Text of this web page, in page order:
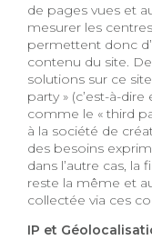
de pages vues et
mesurer les
permettent donc d’améliorer
contenu du site.
solutions sur ce
party » (c’est-à-
comme le « third party »
à la société de
des besoins
dans l’autre cas,
reste la même et
collectée via
IP et